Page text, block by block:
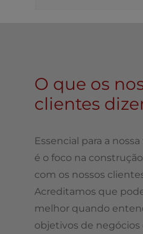
O que os
clientes
Essencial para a
é o foco na
com os nossos
Acreditamos que
melhor quando
objetivos de negócios